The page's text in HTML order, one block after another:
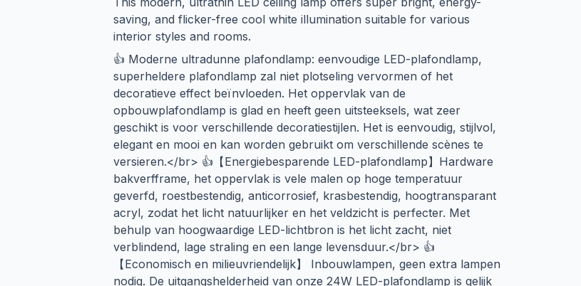
saving, and flicker-free cool white illumination suitable for various
interior styles and rooms.
👍 Moderne ultradunne plafondlamp: eenvoudige LED-plafondlamp,
superheldere plafondlamp zal niet plotseling vervormen of het
decoratieve effect beïnvloeden. Het oppervlak van de
opbouwplafondlamp is glad en heeft geen uitsteeksels, wat zeer
geschikt is voor verschillende decoratiestijlen. Het is eenvoudig, stijlvol,
elegant en mooi en kan worden gebruikt om verschillende scènes te
versieren.</br> 👍【Energiebesparende LED-plafondlamp】Hardware
bakverfframe, het oppervlak is vele malen op hoge temperatuur
geverfd, roestbestendig, anticorrosief, krasbestendig, hoogtransparant
acryl, zodat het licht natuurlijker en het veldzicht is perfecter. Met
behulp van hoogwaardige LED-lichtbron is het licht zacht, niet
verblindend, lage straling en een lange levensduur.</br> 👍
【Economisch en milieuvriendelijk】 Inbouwlampen, geen extra lampen
nodig. De uitgangshelderheid van onze 24W LED-plafondlamp is gelijk